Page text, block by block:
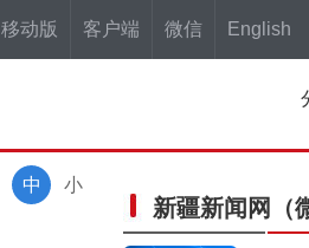
移动版 客户端 微信 English
小
中
新疆新闻网